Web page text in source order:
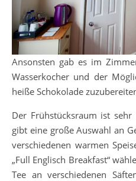
Ansonsten gab es im
Wasserkocher und der
heiße Schokolade
Der Frühstücksraum ist
gibt eine große Auswahl an
verschiedenen warmen
„Full Englisch Breakfast“
Tee an verschiedenen